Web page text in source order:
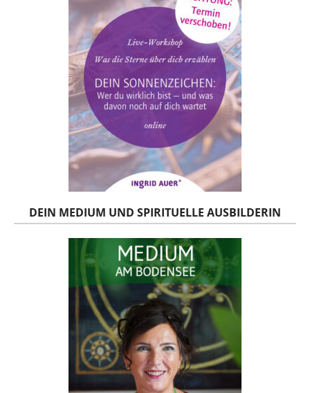
DEIN MEDIUM UND SPIRITUELLE AUSBILDERIN